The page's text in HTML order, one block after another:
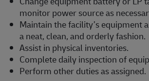
monitor power source as
Maintain the facility’s equipment
a neat, clean, and orderly fashion.
Assist in physical inventories.
Complete daily inspection of
Perform other duties as assigned.